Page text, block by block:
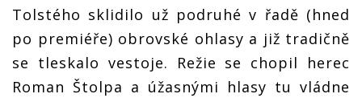
Tolstého sklidilo už podruhé v řadě (hned
po premiéře) obrovské ohlasy a již tradičně
se tleskalo vestoje. Režie se chopil herec
Roman Štolpa a úžasnými hlasy tu vládne